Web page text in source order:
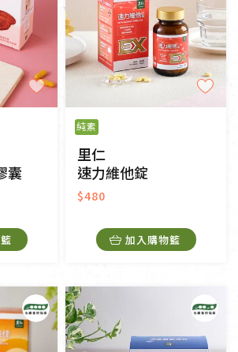
囊
純素
里仁
速力維他錠
$480
加入購物籃